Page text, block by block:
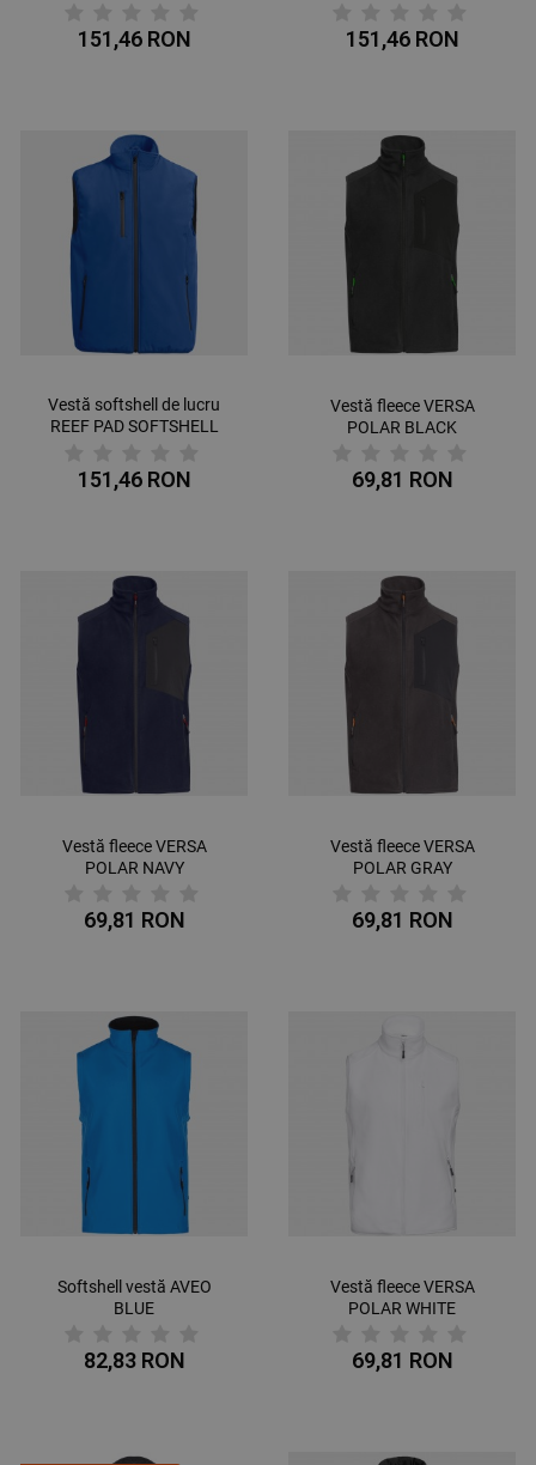
151,46 RON 151,46 RON
Vestă softshell de lucru
REEF PAD SOFTSHELL
151,46 RON
Vestă fleece VERSA
POLAR BLACK
69,81 RON
Vestă fleece VERSA
POLAR NAVY
69,81 RON
Vestă fleece VERSA
POLAR GRAY
69,81 RON
Softshell vestă AVEO
BLUE
82,83 RON
Vestă fleece VERSA
POLAR WHITE
69,81 RON